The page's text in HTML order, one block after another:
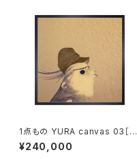
1点もの YURA canvas 03［額
装］
¥240,000